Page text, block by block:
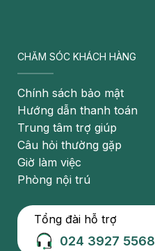
kiểm soát triệu
CHĂM SÓC KHÁCH HÀNG
Chính sách bảo mật
Hướng dẫn thanh toán
Trung tâm trợ giúp
Câu hỏi thường gặp
Giờ làm việc
Phòng nội trú
Tổng đài hỗ trợ
024 3927 5568